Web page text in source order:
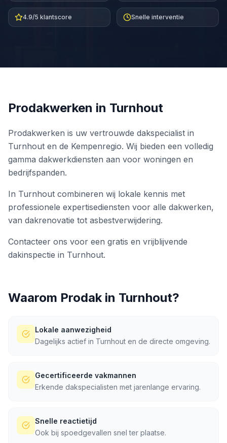
4.9/5 klantscore Snelle interventie
Prodakwerken in Turnhout
Prodakwerken is uw vertrouwde dakspecialist in
Turnhout en de Kempenregio. Wij bieden een volledig
gamma dakwerkdiensten aan voor woningen en
bedrijfspanden.
In Turnhout combineren wij lokale kennis met
professionele expertisediensten voor alle dakwerken,
van dakrenovatie tot asbestverwijdering.
Contacteer ons voor een gratis en vrijblijvende
dakinspectie in Turnhout.
Waarom Prodak in Turnhout?
Lokale aanwezigheid
Dagelijks actief in Turnhout en de directe omgeving.
Gecertificeerde vakmannen
Erkende dakspecialisten met jarenlange ervaring.
Snelle reactietijd
Ook bij spoedgevallen snel ter plaatse.